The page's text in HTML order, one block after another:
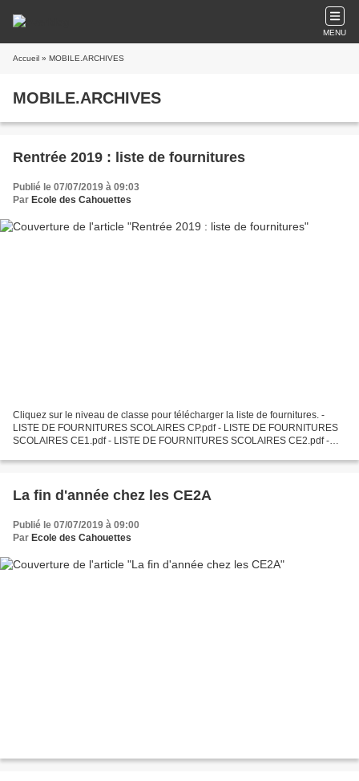
MENU
Accueil » MOBILE.ARCHIVES
MOBILE.ARCHIVES
Rentrée 2019 : liste de fournitures
Publié le 07/07/2019 à 09:03
Par Ecole des Cahouettes
Cliquez sur le niveau de classe pour télécharger la liste de fournitures. -
LISTE DE FOURNITURES SCOLAIRES CP.pdf - LISTE DE FOURNITURES
SCOLAIRES CE1.pdf - LISTE DE FOURNITURES SCOLAIRES CE2.pdf -
La fin d'année chez les CE2A
Publié le 07/07/2019 à 09:00
Par Ecole des Cahouettes